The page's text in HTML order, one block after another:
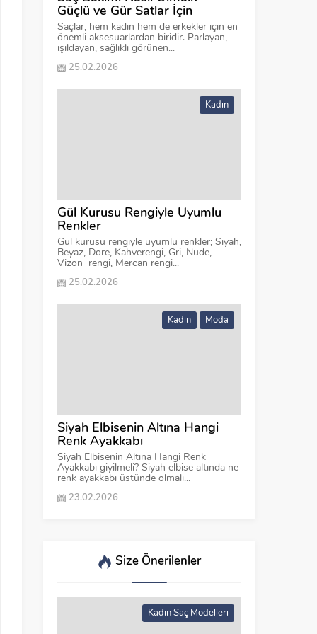
Güçlü ve Gür Satlar İçin
Saçlar, hem kadın hem de erkekler için en
önemli aksesuarlardan biridir. Parlayan,
ışıldayan, sağlıklı görünen...
25.02.2026
Kadın
Gül Kurusu Rengiyle Uyumlu
Renkler
Gül kurusu rengiyle uyumlu renkler; Siyah,
Beyaz, Dore, Kahverengi, Gri, Nude,
Vizon rengi, Mercan rengi...
25.02.2026
Kadın Moda
Siyah Elbisenin Altına Hangi
Renk Ayakkabı
Siyah Elbisenin Altına Hangi Renk
Ayakkabı giyilmeli? Siyah elbise altında ne
renk ayakkabı üstünde olmalı...
23.02.2026
Size Önerilenler
Kadın Saç Modelleri